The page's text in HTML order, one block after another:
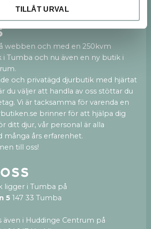
TILLÅT URVAL
webben och med en 250kvm
i Tumba och nu även en ny butik i
och privatägd djurbutik med hjärtat
du väljer att handla av oss stöttar du
Vi är tacksamma för varenda en
brinner för att hjälpa dig
ditt djur, vår personal är alla
många års erfarenhet.
till oss!
ligger i Tumba på
5 147 33 Tumba
även i Huddinge Centrum på